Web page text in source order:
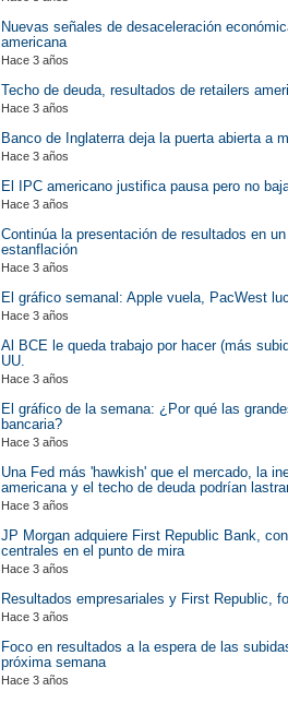
Nuevas señales de desaceleración
americana
Hace 3 años
Techo de deuda, resultados de retailers
Hace 3 años
Banco de Inglaterra deja la puerta abierta a
Hace 3 años
El IPC americano justifica pausa pero no
Hace 3 años
Continúa la presentación de resultados en
estanflación
Hace 3 años
El gráfico semanal: Apple vuela, PacWest
Hace 3 años
Al BCE le queda trabajo por hacer (más
UU.
Hace 3 años
El gráfico de la semana: ¿Por qué las
bancaria?
Hace 3 años
Una Fed más 'hawkish' que el mercado, la
americana y el techo de deuda podrían
Hace 3 años
JP Morgan adquiere First Republic Bank,
centrales en el punto de mira
Hace 3 años
Resultados empresariales y First Republic,
Hace 3 años
Foco en resultados a la espera de las
próxima semana
Hace 3 años